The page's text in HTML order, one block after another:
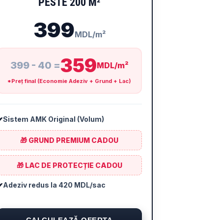
399MDL/m²
399 - 40 =359MDL/m²
*Preț final (Economie Adeziv + Grund + Lac)
Sistem AMK Original (Volum)
🎁 GRUND PREMIUM CADOU
🎁 LAC DE PROTECȚIE CADOU
Adeziv redus la 420 MDL/sac